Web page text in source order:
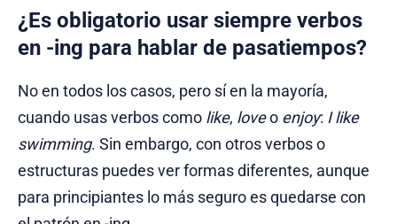
¿Es obligatorio usar siempre verbos
en -ing para hablar de pasatiempos?
No en todos los casos, pero sí en la mayoría,
cuando usas verbos como like, loveo enjoy: I like
swimming. Sin embargo, con otros verbos o
estructuras puedes ver formas diferentes, aunque
para principiantes lo más seguro es quedarse con